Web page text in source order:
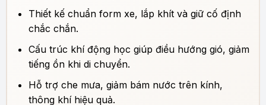
Thiết kế chuẩn form xe, lắp khít và giữ cố định
chắc chắn.
Cấu trúc khí động học giúp điều hướng gió, giảm
tiếng ồn khi di chuyển.
Hỗ trợ che mưa, giảm bám nước trên kính,
thông khí hiệu quả.